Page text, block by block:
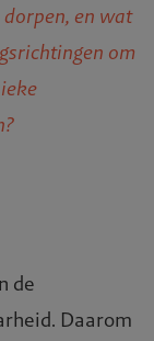
en wat
om
de
Daarom